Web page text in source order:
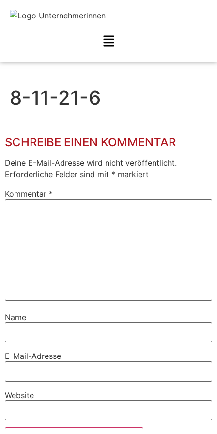
8-11-21-6
SCHREIBE EINEN KOMMENTAR
Deine E-Mail-Adresse wird nicht veröffentlicht.
Erforderliche Felder sind mit * markiert
Kommentar *
Name
E-Mail-Adresse
Website